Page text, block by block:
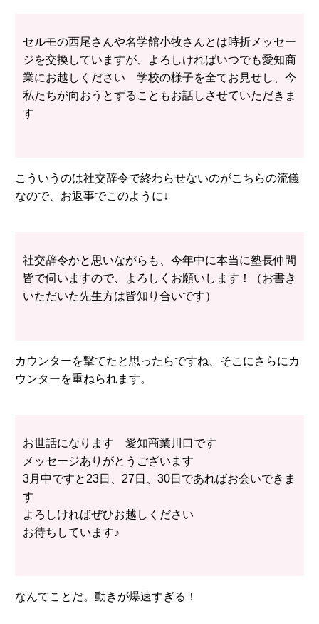
セルモの西尾さんや名学館小牧さんとは時折メッセー
ジを交換していますが、よろしければいつでも愛知商
業にお越しください 学校の様子を全てお見せし、今
私たちが向おうとすることもお話しさせていただきま
す
こういうのは社交辞令で終わらせないのがこちらの流儀
なので、お返事でこのように↓
社交辞令かと思いながらも、今年中に本当に塾長仲間
皆で伺いますので、よろしくお願いします！（お書き
いただいた先生方は皆知り合いです）
カウンターを撃てたと思ったらですね、そこにさらにカ
ウンターを重ねられます。
お世話になります 愛知商業川口です
メッセージありがとうございます
3月中ですと23日、27日、30日であればお会いできま
す
よろしければぜひお越しください
お待ちしています♪
なんてことだ。動きが爆速すぎる！